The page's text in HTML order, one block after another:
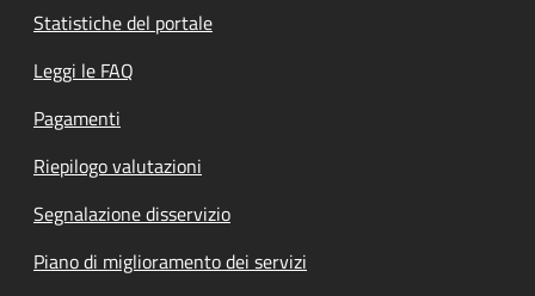
Statistiche del portale
Leggi le FAQ
Pagamenti
Riepilogo valutazioni
Segnalazione disservizio
Piano di miglioramento dei servizi